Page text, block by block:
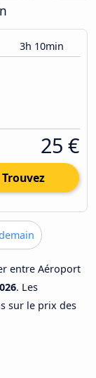
3h 10min
25 €
Trouvez
entre Aéroport
. Les
sur le prix des